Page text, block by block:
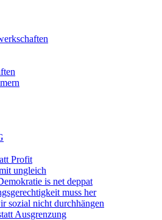
Profit
ungleich
is net deppat
muss her
sozial nicht durchhängen
Ausgrenzung